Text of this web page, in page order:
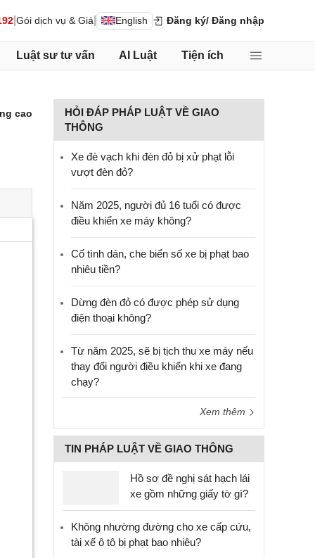
Gói dịch vụ & Giá English Đăng ký/ Đăng nhập
Luật sư tư vấn AI Luật Tiện ích
cao
HỎI ĐÁP PHÁP LUẬT VỀ GIAO
THÔNG
Xe đè vạch khi đèn đỏ bị xử phạt lỗi
vượt đèn đỏ?
Năm 2025, người đủ 16 tuổi có được
điều khiển xe máy không?
Cố tình dán, che biển số xe bị phạt bao
nhiêu tiền?
Dừng đèn đỏ có được phép sử dụng
điện thoại không?
Từ năm 2025, sẽ bị tịch thu xe máy nếu
thay đổi người điều khiển khi xe đang
chạy?
Xem thêm
TIN PHÁP LUẬT VỀ GIAO THÔNG
Hồ sơ đề nghị sát hạch lái
xe gồm những giấy tờ gì?
Không nhường đường cho xe cấp cứu,
tài xế ô tô bị phạt bao nhiêu?